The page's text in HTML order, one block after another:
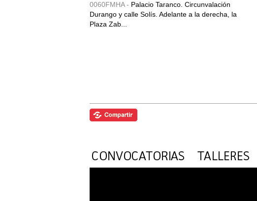
0060FMHA - Palacio Taranco. Circunvalación
Durango y calle Solís. Adelante a la derecha, la
Plaza Zab...